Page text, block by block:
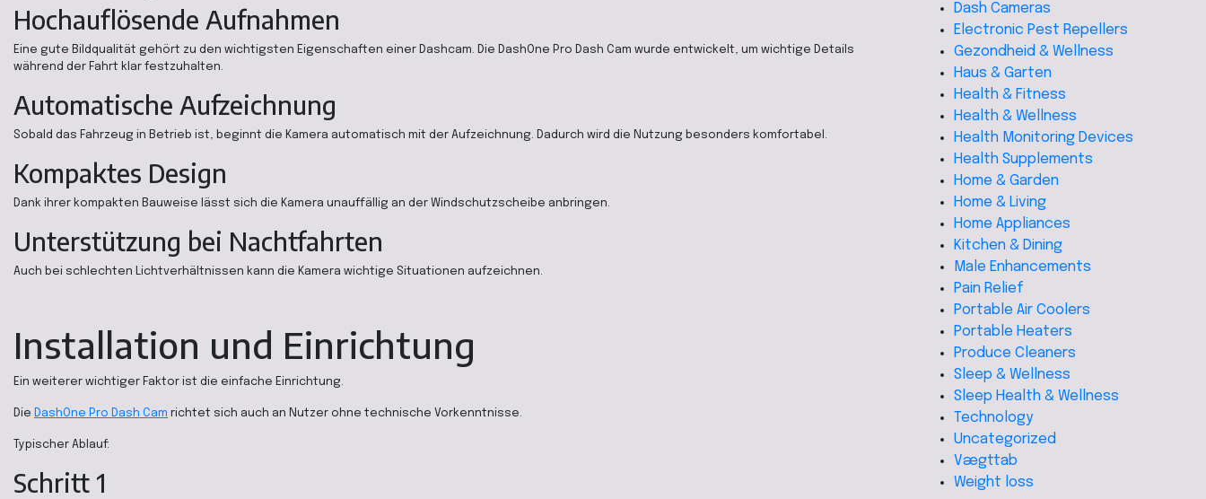
Hochauflösende Aufnahmen
Eine gute Bildqualität gehört zu den wichtigsten Eigenschaften einer Dashcam. Die DashOne Pro Dash Cam wurde entwickelt, um wichtige Details
während der Fahrt klar festzuhalten.
Automatische Aufzeichnung
Sobald das Fahrzeug in Betrieb ist, beginnt die Kamera automatisch mit der Aufzeichnung. Dadurch wird die Nutzung besonders komfortabel.
Kompaktes Design
Dank ihrer kompakten Bauweise lässt sich die Kamera unauffällig an der Windschutzscheibe anbringen.
Unterstützung bei Nachtfahrten
Auch bei schlechten Lichtverhältnissen kann die Kamera wichtige Situationen aufzeichnen.
Installation und Einrichtung
Ein weiterer wichtiger Faktor ist die einfache Einrichtung.
Die DashOne Pro Dash Cam richtet sich auch an Nutzer ohne technische Vorkenntnisse.
Typischer Ablauf:
Schritt 1
Dash Cameras
Electronic Pest Repellers
Gezondheid & Wellness
Haus & Garten
Health & Fitness
Health & Wellness
Health Monitoring Devices
Health Supplements
Home & Garden
Home & Living
Home Appliances
Kitchen & Dining
Male Enhancements
Pain Relief
Portable Air Coolers
Portable Heaters
Produce Cleaners
Sleep & Wellness
Sleep Health & Wellness
Technology
Uncategorized
Vægttab
Weight loss